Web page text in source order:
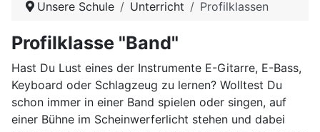
Unsere Schule Unterricht Profilklassen
Profilklasse "Band"
Hast Du Lust eines der Instrumente E-Gitarre, E-Bass,
Keyboard oder Schlagzeug zu lernen? Wolltest Du
schon immer in einer Band spielen oder singen, auf
einer Bühne im Scheinwerferlicht stehen und dabei